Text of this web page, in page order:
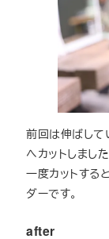
前回は伸ばして
へカットしました
一度カットする
ダーです。
after